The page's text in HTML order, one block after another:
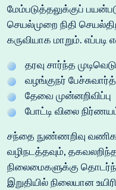
மேம்படுத்தலுக்குப்
செயல்முறை நிதி
கருவியாக மாறும்.
தரவு சார்ந்த
வழங்குநர்
தேவை முன்னறிவிப்பு
போட்டி விலை
சந்தை நுண்ணறிவு
வழிநடத்தவும், தகவலறிந்த
நிலைமைகளுக்கு
இறுதியில் நிலையான